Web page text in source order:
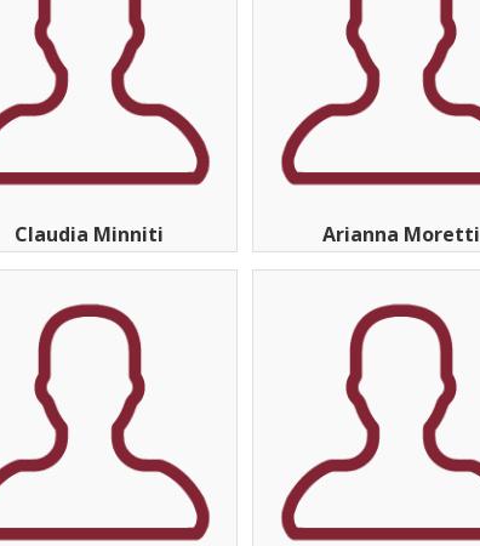
Claudia Minniti Arianna Moretti